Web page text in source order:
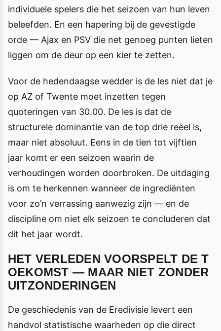
individuele spelers die het seizoen van hun leven
beleefden. En een hapering bij de gevestigde
orde — Ajax en PSV die net genoeg punten lieten
liggen om de deur op een kier te zetten.
Voor de hedendaagse wedder is de les niet dat je
op AZ of Twente moet inzetten tegen
quoteringen van 30.00. De les is dat de
structurele dominantie van de top drie reëel is,
maar niet absoluut. Eens in de tien tot vijftien
jaar komt er een seizoen waarin de
verhoudingen worden doorbroken. De uitdaging
is om te herkennen wanneer de ingrediënten
voor zo’n verrassing aanwezig zijn — en de
discipline om niet elk seizoen te concluderen dat
dit het jaar wordt.
HET VERLEDEN VOORSPELT DE T
OEKOMST — MAAR NIET ZONDER
UITZONDERINGEN
De geschiedenis van de Eredivisie levert een
handvol statistische waarheden op die direct